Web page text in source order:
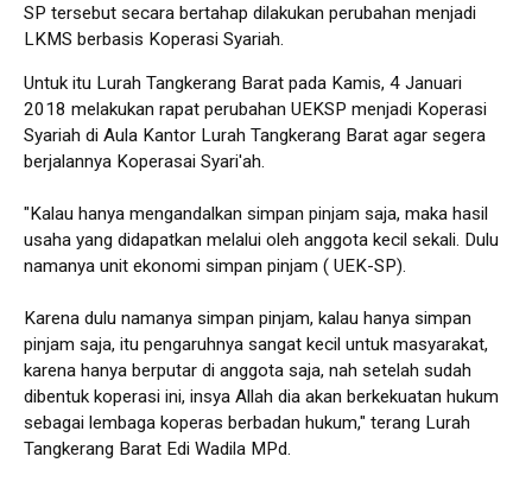
SP tersebut secara bertahap dilakukan perubahan menjadi
LKMS berbasis Koperasi Syariah.
Untuk itu Lurah Tangkerang Barat pada Kamis, 4 Januari
2018 melakukan rapat perubahan UEKSP menjadi Koperasi
Syariah di Aula Kantor Lurah Tangkerang Barat agar segera
berjalannya Koperasai Syari'ah.
"Kalau hanya mengandalkan simpan pinjam saja, maka hasil
usaha yang didapatkan melalui oleh anggota kecil sekali. Dulu
namanya unit ekonomi simpan pinjam ( UEK-SP).
Karena dulu namanya simpan pinjam, kalau hanya simpan
pinjam saja, itu pengaruhnya sangat kecil untuk masyarakat,
karena hanya berputar di anggota saja, nah setelah sudah
dibentuk koperasi ini, insya Allah dia akan berkekuatan hukum
sebagai lembaga koperas berbadan hukum," terang Lurah
Tangkerang Barat Edi Wadila MPd.